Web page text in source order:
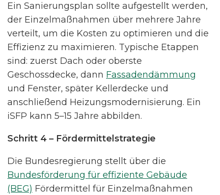
Ein Sanierungsplan sollte aufgestellt werden,
der Einzelmaßnahmen über mehrere Jahre
verteilt, um die Kosten zu optimieren und die
Effizienz zu maximieren. Typische Etappen
sind: zuerst Dach oder oberste
Geschossdecke, dann Fassadendämmung
und Fenster, später Kellerdecke und
anschließend Heizungsmodernisierung. Ein
iSFP kann 5–15 Jahre abbilden.
Schritt 4 – Fördermittelstrategie
Die Bundesregierung stellt über die
Bundesförderung für effiziente Gebäude
(BEG) Fördermittel für Einzelmaßnahmen